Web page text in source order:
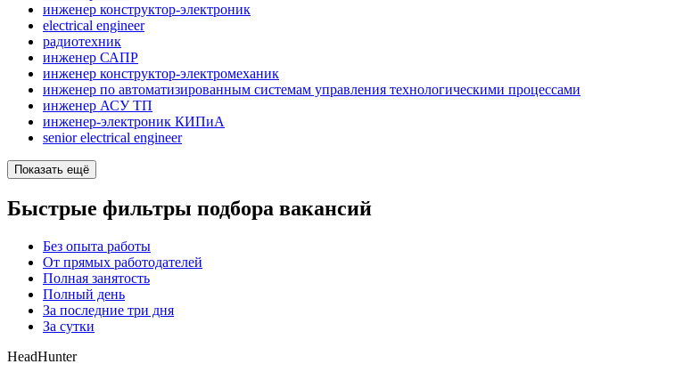
инженер конструктор-электроник
electrical engineer
радиотехник
инженер САПР
инженер конструктор-электромеханик
инженер по автоматизированным системам управления технологическими процессами
инженер АСУ ТП
инженер-электроник КИПиА
senior electrical engineer
Показать ещё
Быстрые фильтры подбора вакансий
Без опыта работы
От прямых работодателей
Полная занятость
Полный день
За последние три дня
За сутки
HeadHunter